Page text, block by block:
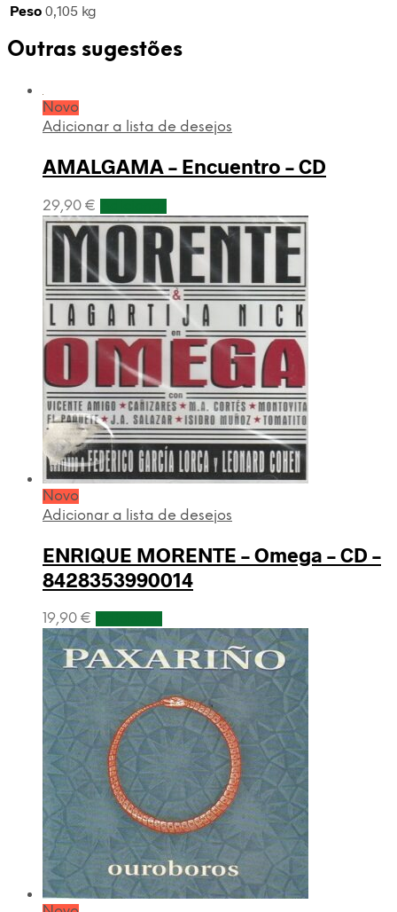
Peso 0,105 kg
Outras sugestões
Novo
Adicionar a lista de desejos
AMALGAMA – Encuentro – CD
29,90 €
Novo
Adicionar a lista de desejos
ENRIQUE MORENTE – Omega – CD –
8428353990014
19,90 €